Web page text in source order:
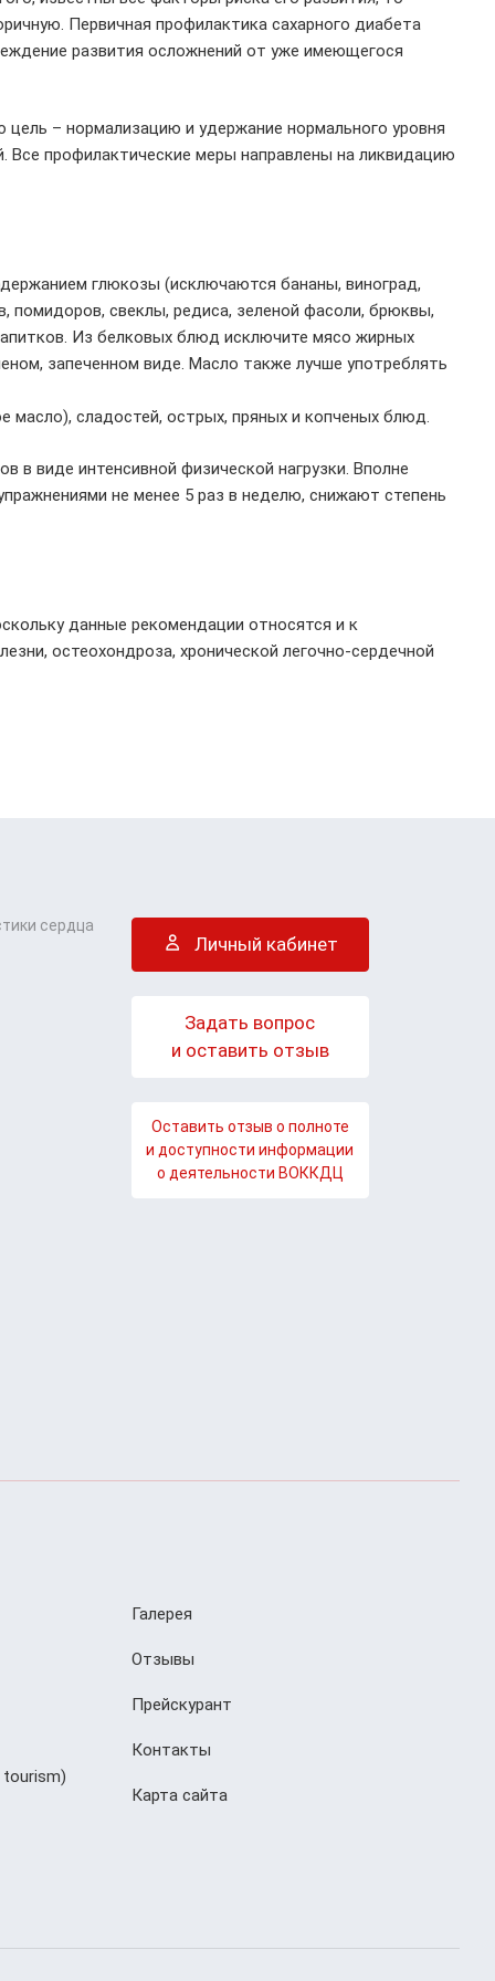
Первичная профилактика сахарного диабета
развития осложнений от уже имеющегося
цель – нормализацию и удержание нормального уровня
Все профилактические меры направлены на ликвидацию
глюкозы (исключаются бананы, виноград,
помидоров, свеклы, редиса, зеленой фасоли, брюквы,
Из белковых блюд исключите мясо жирных
запеченном виде. Масло также лучше употреблять
масло), сладостей, острых, пряных и копченых блюд.
в виде интенсивной физической нагрузки. Вполне
не менее 5 раз в неделю, снижают степень
данные рекомендации относятся и к
остеохондроза, хронической легочно-сердечной
сердца
Личный кабинет
Задать вопрос
и оставить отзыв
Оставить отзыв о полноте
и доступности информации
о деятельности ВОККДЦ
Галерея
Отзывы
Прейскурант
Контакты
Карта сайта